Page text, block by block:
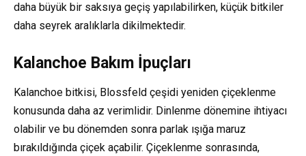
daha büyük bir saksıya geçiş yapılabilirken, küçük bitkiler
daha seyrek aralıklarla dikilmektedir.
Kalanchoe Bakım İpuçları
Kalanchoe bitkisi, Blossfeld çeşidi yeniden çiçeklenme
konusunda daha az verimlidir. Dinlenme dönemine ihtiyacı
olabilir ve bu dönemden sonra parlak ışığa maruz
bırakıldığında çiçek açabilir. Çiçeklenme sonrasında,